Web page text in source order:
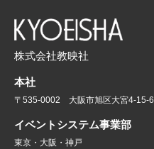
株式会社教映社
本社
〒535-0002 大阪市旭区大宮4-15-6
イベントシステム事業部
東京・大阪・神戸